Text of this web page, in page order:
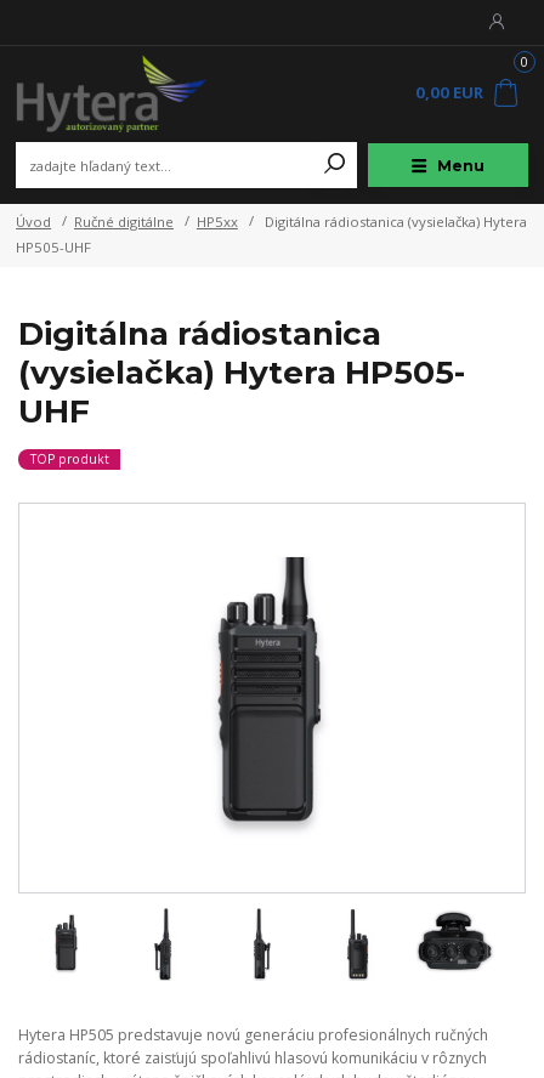
Menu
0
0,00 EUR
Úvod Ručné digitálne HP5xx
Digitálna rádiostanica (vysielačka) Hytera
HP505-UHF
Digitálna rádiostanica
(vysielačka) Hytera HP505-
UHF
TOP produkt
Hytera HP505 predstavuje novú generáciu profesionálnych ručných
rádiostaníc, ktoré zaisťujú spoľahlivú hlasovú komunikáciu v rôznych